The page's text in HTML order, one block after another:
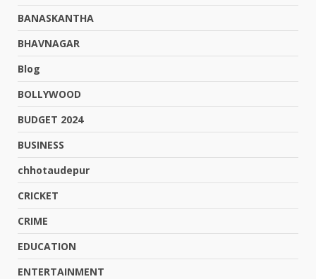
BANASKANTHA
BHAVNAGAR
Blog
BOLLYWOOD
BUDGET 2024
BUSINESS
chhotaudepur
CRICKET
CRIME
EDUCATION
ENTERTAINMENT